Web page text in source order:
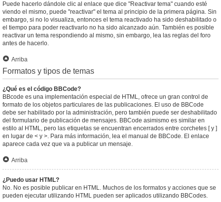
Puede hacerlo dándole clic al enlace que dice "Reactivar tema" cuando esté
viendo el mismo, puede "reactivar" el tema al principio de la primera página. Sin
embargo, si no lo visualiza, entonces el tema reactivado ha sido deshabilitado o
el tiempo para poder reactivarlo no ha sido alcanzado aún. También es posible
reactivar un tema respondiendo al mismo, sin embargo, lea las reglas del foro
antes de hacerlo.
Arriba
Formatos y tipos de temas
¿Qué es el código BBCode?
BBcode es una implementación especial de HTML, ofrece un gran control de
formato de los objetos particulares de las publicaciones. El uso de BBCode
debe ser habilitado por la administración, pero también puede ser deshabilitado
del formulario de publicación de mensajes. BBCode asimismo es similar en
estilo al HTML, pero las etiquetas se encuentran encerrados entre corchetes [ y ]
en lugar de < y >. Para más información, lea el manual de BBCode. El enlace
aparece cada vez que va a publicar un mensaje.
Arriba
¿Puedo usar HTML?
No. No es posible publicar en HTML. Muchos de los formatos y acciones que se
pueden ejecutar utilizando HTML pueden ser aplicados utilizando BBCodes.